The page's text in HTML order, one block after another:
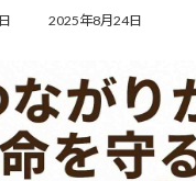
最
日
時
2025年8月24日